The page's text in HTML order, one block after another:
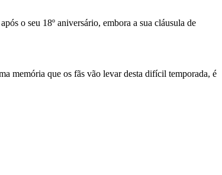
o seu 18º aniversário, embora a sua cláusula de
memória que os fãs vão levar desta difícil temporada, é